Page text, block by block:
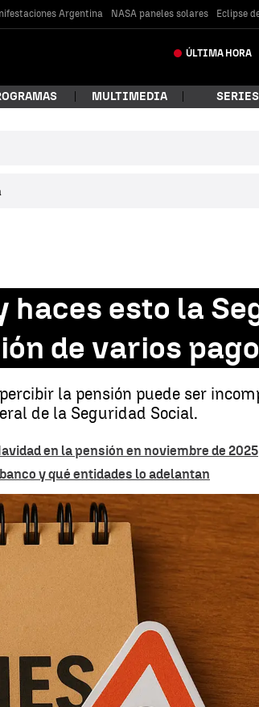
Argentina NASA paneles solares Eclipse
ÚLTIMA HORA
MULTIMEDIA SERIES
haces esto la
de varios
la pensión puede ser
de la Seguridad Social.
en la pensión en noviembre de 2025
y qué entidades lo adelantan